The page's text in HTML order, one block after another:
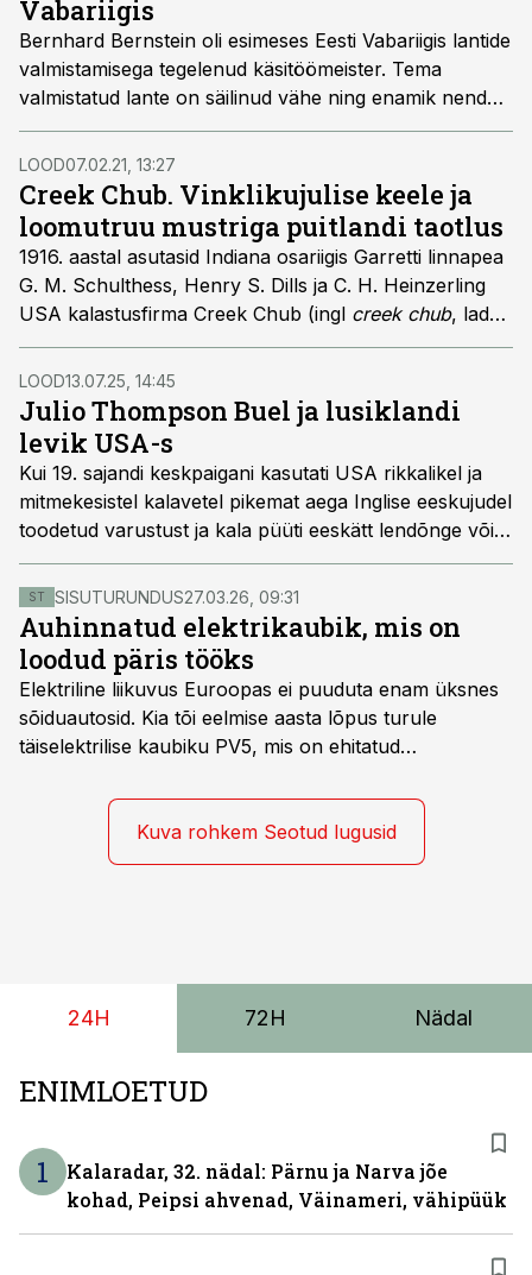
taustaks meie Eesti varasema kalaspordi arengu
uurimisel ja lahtimõtestamisel – seda enam, et andmeid
on meil seni olnud võtta äärmiselt napilt.
Vabariigis
Bernhard Bernstein oli esimeses Eesti Vabariigis lantide
valmistamisega tegelenud käsitöömeister. Tema
valmistatud lante on säilinud vähe ning enamik nendest
on tänaseks kollektsionääride kogudes.
LOOD07.02.21, 13:27
Creek Chub. Vinklikujulise keele ja
loomutruu mustriga puitlandi taotlus
1916. aastal asutasid Indiana osariigis Garretti linnapea
G. M. Schulthess, Henry S. Dills ja C. H. Heinzerling
USA kalastusfirma Creek Chub (ingl creek chub, lad
Semotilus Atromaculatuson turvataoline kalake, keda
leidus ümbruskonna ojades). Selle üks rajajaid Henry
S. Dills patenteeris kokku kolm puitlantide täiustamise
võtet. Neist kaks olulisemat olid nn vinkelraua-kujuline
keel landi mängimapanemiseks landi esiotsas ja
rastrikujulise soomusemustri värvimise meetod landile.
LOOD13.07.25, 14:45
Julio Thompson Buel ja lusiklandi
levik USA-s
Kui 19. sajandi keskpaigani kasutati USA rikkalikel ja
mitmekesistel kalavetel pikemat aega Inglise eeskujudel
toodetud varustust ja kala püüti eeskätt lendõnge või
elussöödaga, siis 1820. aastad tõid koos Julio Bueliga
pöörde, mis määras edaspidi ära suure osa Ameerika
spinninguspordi ilmest. Või täpsemalt öeldes –
lusiklandi kasutamise määras ära Bueli tahe sedalaadi
lante ise toota ja nendest ajakirjanikule rääkida, kuna
tema enda sõnul olevat samalaadseid lante kasutatud
juba varemgi.
ST SISUTURUNDUS27.03.26, 09:31
Auhinnatud elektrikaubik, mis on
loodud päris tööks
Elektriline liikuvus Euroopas ei puuduta enam üksnes
sõiduautosid. Kia tõi eelmise aasta lõpus turule
täiselektrilise kaubiku PV5, mis on ehitatud
platvormile e-GMP.s ja pakub hulgaliselt võimalusi
tarbesõiduki konfigureerimiseks. Kia PV5 on saadaval
kahe- ja kolmekohalise pakiautona, 5-kohalise
Kuva rohkem Seotud lugusid
24H 72H Nädal
ENIMLOETUD
1
Kalaradar, 32. nädal: Pärnu ja Narva jõe
kohad, Peipsi ahvenad, Väinameri, vähipüük